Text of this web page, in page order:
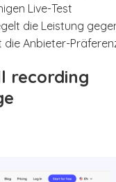
Live-Test
die Leistung
Anbieter-
recording